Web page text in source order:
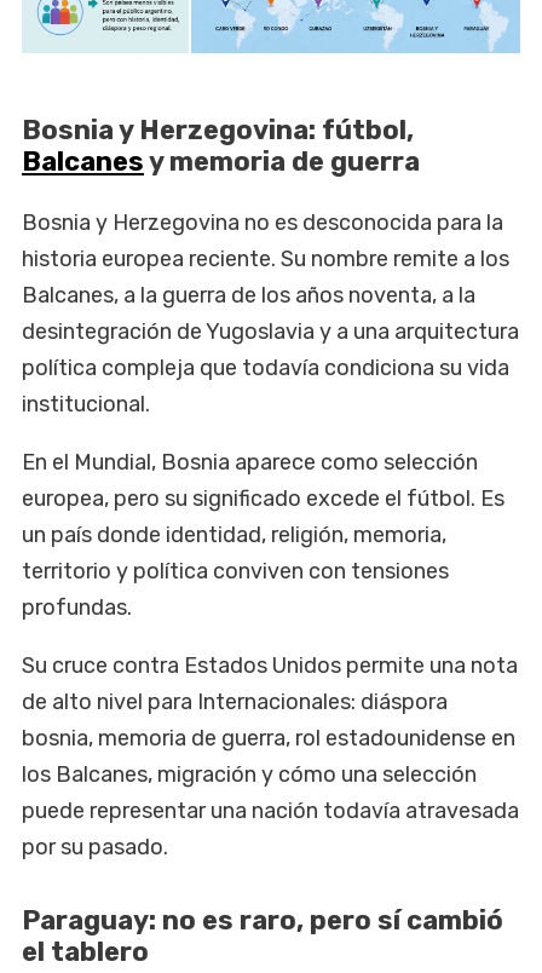
Bosnia y Herzegovina: fútbol,
Balcanesy memoria de guerra
Bosnia y Herzegovina no es desconocida para la
historia europea reciente. Su nombre remite a los
Balcanes, a la guerra de los años noventa, a la
desintegración de Yugoslavia y a una arquitectura
política compleja que todavía condiciona su vida
institucional.
En el Mundial, Bosnia aparece como selección
europea, pero su significado excede el fútbol. Es
un país donde identidad, religión, memoria,
territorio y política conviven con tensiones
profundas.
Su cruce contra Estados Unidos permite una nota
de alto nivel para Internacionales: diáspora
bosnia, memoria de guerra, rol estadounidense en
los Balcanes, migración y cómo una selección
puede representar una nación todavía atravesada
por su pasado.
Paraguay: no es raro, pero sí cambió
el tablero